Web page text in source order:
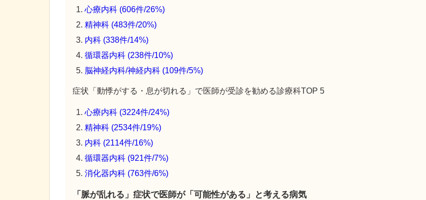
心療内科 (606件/26%)
精神科 (483件/20%)
内科 (338件/14%)
循環器内科 (238件/10%)
脳神経内科/神経内科 (109件/5%)
症状「動悸がする・息が切れる」で医師が受診を勧める診療科TOP 5
心療内科 (3224件/24%)
精神科 (2534件/19%)
内科 (2114件/16%)
循環器内科 (921件/7%)
消化器内科 (763件/6%)
「脈が乱れる」症状で医師が「可能性がある」と考える病気